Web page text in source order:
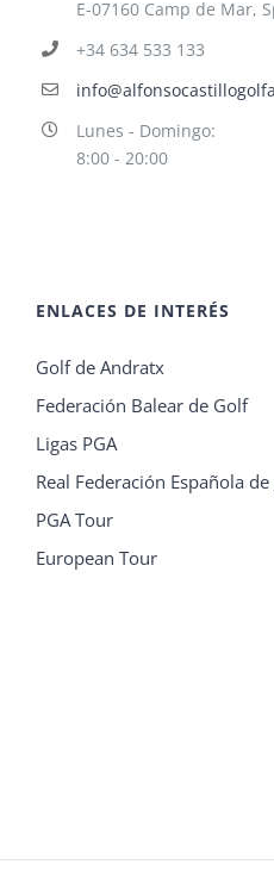
E-07160 Camp de Mar,
+34 634 533 133
Lunes - Domingo:
8:00 - 20:00
ENLACES DE INTERÉS
Golf de Andratx
Federación Balear de Golf
Ligas PGA
Real Federación Española
PGA Tour
European Tour